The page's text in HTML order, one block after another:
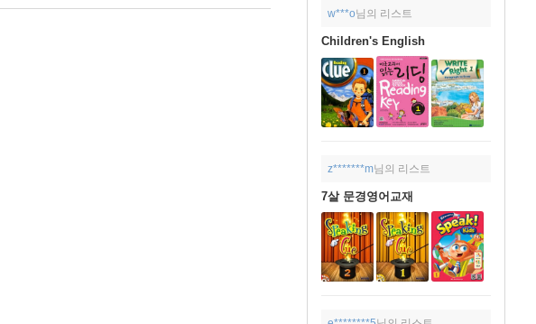
w***o님의 리스트
Children's English
z*******m님의 리스트
7살 문경영어교재